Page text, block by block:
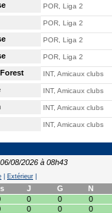
POR, Liga 2
POR, Liga 2
POR, Liga 2
POR, Liga 2
INT, Amicaux clubs
INT, Amicaux clubs
INT, Amicaux clubs
INT, Amicaux clubs
08/2026 à 08h43
Extérieur
J G
N
0 0
0
0 0
0